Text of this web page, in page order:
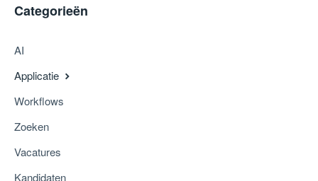
Categorieën
AI
Applicatie
Workflows
Zoeken
Vacatures
Kandidaten